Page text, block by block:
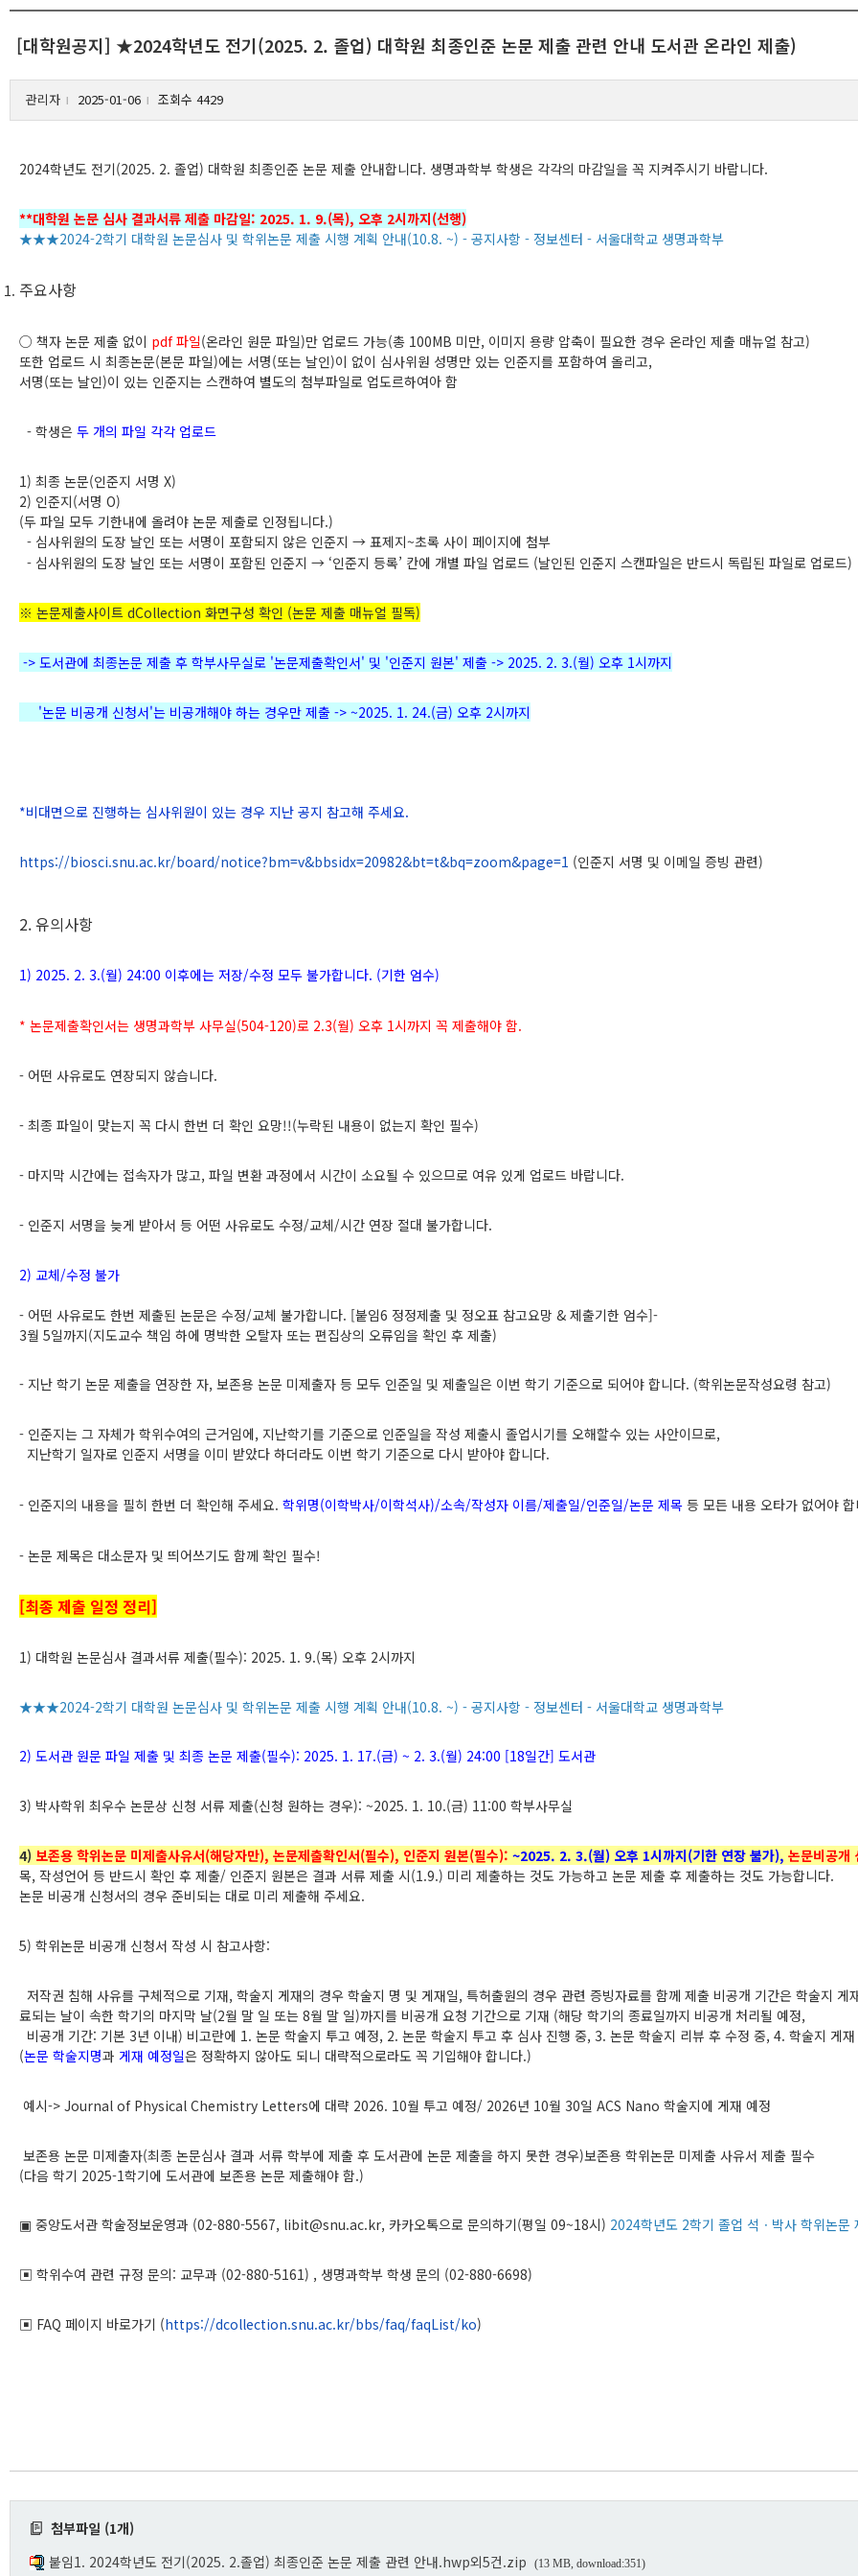
[대학원공지] ★2024학년도 전기(2025. 2. 졸업) 대학원 최종인준 논문 제출 관련 안내 도서관 온라인 제출)
관리자 l 2025-01-06 l 조회수 4429
2024학년도 전기(2025. 2. 졸업) 대학원 최종인준 논문 제출 안내합니다. 생명과학부 학생은 각각의 마감일을 꼭 지켜주시기 바랍니다.
**대학원 논문 심사 결과서류 제출 마감일: 2025. 1. 9.(목), 오후 2시까지(선행)
★★★2024-2학기 대학원 논문심사 및 학위논문 제출 시행 계획 안내(10.8. ~) - 공지사항 - 정보센터 - 서울대학교 생명과학부
주요사항
○ 책자 논문 제출 없이 pdf파일(온라인 원문 파일)만 업로드 가능(총 100MB 미만, 이미지 용량 압축이 필요한 경우 온라인 제출 매뉴얼 참고)
또한 업로드 시 최종논문(본문 파일)에는 서명(또는 날인)이 없이 심사위원 성명만 있는 인준지를 포함하여 올리고,
서명(또는 날인)이 있는 인준지는 스캔하여 별도의 첨부파일로 업도르하여아 함
- 학생은 두 개의 파일 각각 업로드
1) 최종 논문(인준지 서명 X)
2) 인준지(서명 O)
(두 파일 모두 기한내에 올려야 논문 제출로 인정됩니다.)
- 심사위원의 도장 날인 또는 서명이 포함되지 않은 인준지 → 표제지~초록 사이 페이지에 첨부
- 심사위원의 도장 날인 또는 서명이 포함된 인준지 → ‘인준지 등록’ 칸에 개별 파일 업로드 (날인된 인준지 스캔파일은 반드시 독립된 파일로 업로드)
※ 논문제출사이트 dCollection 화면구성 확인 (논문 제출 매뉴얼 필독)
-> 도서관에 최종논문 제출 후 학부사무실로 '논문제출확인서' 및 '인준지 원본' 제출 -> 2025. 2. 3.(월) 오후 1시까지
'논문 비공개 신청서'는 비공개해야 하는 경우만 제출 -> ~2025. 1. 24.(금) 오후 2시까지
*비대면으로 진행하는 심사위원이 있는 경우 지난 공지 참고해 주세요.
https://biosci.snu.ac.kr/board/notice?bm=v&bbsidx=20982&bt=t&bq=zoom&page=1 (인준지 서명 및 이메일 증빙 관련)
2.유의사항
1) 2025. 2. 3.(월) 24:00 이후에는 저장/수정 모두 불가합니다. (기한 엄수)
* 논문제출확인서는 생명과학부 사무실(504-120)로 2.3(월) 오후 1시까지 꼭 제출해야 함.
- 어떤 사유로도 연장되지 않습니다.
- 최종 파일이 맞는지 꼭 다시 한번 더 확인 요망!!(누락된 내용이 없는지 확인 필수)
- 마지막 시간에는 접속자가 많고, 파일 변환 과정에서 시간이 소요될 수 있으므로 여유 있게 업로드 바랍니다.
- 인준지 서명을 늦게 받아서 등 어떤 사유로도 수정/교체/시간 연장 절대 불가합니다.
2) 교체/수정 불가
- 어떤 사유로도 한번 제출된 논문은 수정/교체 불가합니다. [붙임6 정정제출 및 정오표 참고요망 & 제출기한 엄수]-
3월 5일까지(지도교수 책임 하에 명박한 오탈자 또는 편집상의 오류임을 확인 후 제출)
- 지난 학기 논문 제출을 연장한 자, 보존용 논문 미제출자 등 모두 인준일 및 제출일은 이번 학기 기준으로 되어야 합니다. (학위논문작성요령 참고)
- 인준지는 그 자체가 학위수여의 근거임에, 지난학기를 기준으로 인준일을 작성 제출시 졸업시기를 오해할수 있는 사안이므로,
지난학기 일자로 인준지 서명을 이미 받았다 하더라도 이번 학기 기준으로 다시 받아야 합니다.
- 인준지의 내용을 필히 한번 더 확인해 주세요. 학위명(이학박사/이학석사)/소속/작성자 이름/제출일/인준일/논문 제목 등 모든 내용 오타가 없어야
- 논문 제목은 대소문자 및 띄어쓰기도 함께 확인 필수!
[최종 제출 일정 정리]
1) 대학원 논문심사 결과서류 제출(필수): 2025. 1. 9.(목) 오후 2시까지
★★★2024-2학기 대학원 논문심사 및 학위논문 제출 시행 계획 안내(10.8. ~) - 공지사항 - 정보센터 - 서울대학교 생명과학부
2) 도서관 원문 파일 제출 및 최종 논문 제출(필수): 2025. 1. 17.(금) ~ 2. 3.(월) 24:00 [18일간] 도서관
3) 박사학위 최우수 논문상 신청 서류 제출(신청 원하는 경우): ~2025. 1. 10.(금) 11:00 학부사무실
4) 보존용 학위논문 미제출사유서(해당자만), 논문제출확인서(필수), 인준지 원본(필수): ~2025. 2. 3.(월) 오후 1시까지(기한 연장 불가), 논문비공개
목, 작성언어 등 반드시 확인 후 제출/ 인준지 원본은 결과 서류 제출 시(1.9.) 미리 제출하는 것도 가능하고 논문 제출 후 제출하는 것도 가능합니다.
논문 비공개 신청서의 경우 준비되는 대로 미리 제출해 주세요.
5) 학위논문 비공개 신청서 작성 시 참고사항:
저작권 침해 사유를 구체적으로 기재, 학술지 게재의 경우 학술지 명 및 게재일, 특허출원의 경우 관련 증빙자료를 함께 제출 비공개 기간은 학술지 게
료되는 날이 속한 학기의 마지막 날(2월 말 일 또는 8월 말 일)까지를 비공개 요청 기간으로 기재 (해당 학기의 종료일까지 비공개 처리될 예정,
비공개 기간: 기본 3년 이내) 비고란에 1. 논문 학술지 투고 예정, 2. 논문 학술지 투고 후 심사 진행 중, 3. 논문 학술지 리뷰 후 수정 중, 4. 학술지 게
(논문 학술지명과 게재 예정일은 정확하지 않아도 되니 대략적으로라도 꼭 기입해야 합니다.)
예시-> Journal of Physical Chemistry Letters에 대략 2026. 10월 투고 예정/ 2026년 10월 30일 ACS Nano 학술지에 게재 예정
보존용 논문 미제출자(최종 논문심사 결과 서류 학부에 제출 후 도서관에 논문 제출을 하지 못한 경우)보존용 학위논문 미제출 사유서 제출 필수
(다음 학기 2025-1학기에 도서관에 보존용 논문 제출해야 함.)
▣ 중앙도서관 학술정보운영과 (02-880-5567, libit@snu.ac.kr, 카카오톡으로 문의하기(평일 09~18시) 2024학년도 2학기 졸업 석ㆍ박사 학위논문
▣ 학위수여 관련 규정 문의: 교무과 (02-880-5161) , 생명과학부 학생 문의 (02-880-6698)
▣ FAQ 페이지 바로가기 (https://dcollection.snu.ac.kr/bbs/faq/faqList/ko)
첨부파일 (1개)
붙임1. 2024학년도 전기(2025. 2.졸업) 최종인준 논문 제출 관련 안내.hwp외5건.zip
(13 MB, download:351)